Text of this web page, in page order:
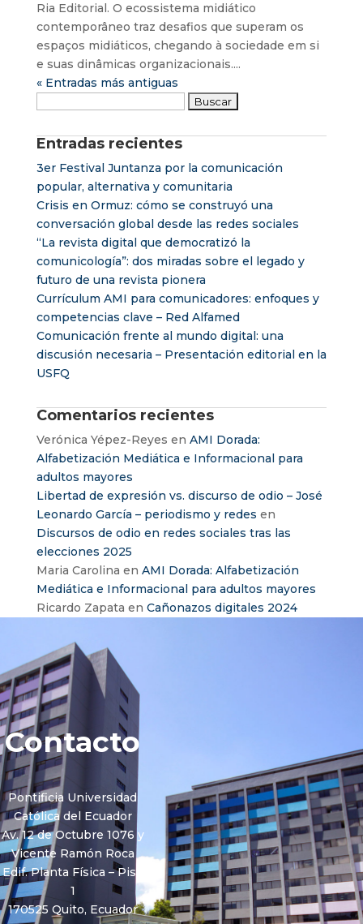
Ria Editorial. O ecossistema midiático
contemporâneo traz desafios que superam os
espaços midiáticos, chegando à sociedade em si
e suas dinâmicas organizacionais....
« Entradas más antiguas
Entradas recientes
3er Festival Juntanza por la comunicación
popular, alternativa y comunitaria
Crisis en Ormuz: cómo se construyó una
conversación global desde las redes sociales
“La revista digital que democratizó la
comunicología”: dos miradas sobre el legado y
futuro de una revista pionera
Currículum AMI para comunicadores: enfoques y
competencias clave – Red Alfamed
Comunicación frente al mundo digital: una
discusión necesaria – Presentación editorial en la
USFQ
Comentarios recientes
Verónica Yépez-Reyes en AMI Dorada:
Alfabetización Mediática e Informacional para
adultos mayores
Libertad de expresión vs. discurso de odio – José
Leonardo García – periodismo y redes en
Discursos de odio en redes sociales tras las
elecciones 2025
Maria Carolina en AMI Dorada: Alfabetización
Mediática e Informacional para adultos mayores
Ricardo Zapata en Cañonazos digitales 2024
Contacto
Pontificia Universidad
Católica del Ecuador
Av. 12 de Octubre 1076 y
Vicente Ramón Roca
Edif. Planta Física – Piso
1
170525 Quito, Ecuador